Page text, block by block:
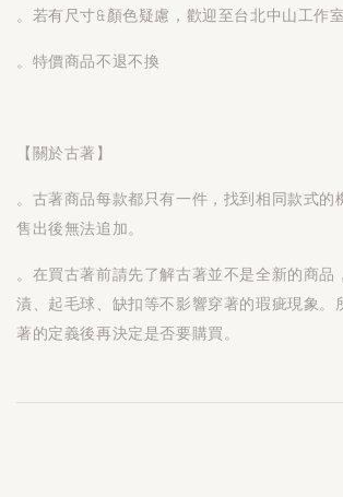
。若有尺寸&顏色疑慮，歡迎至台北中山工作
。特價商品不退不換
【關於古著】
。古著商品每款都只有一件，找到相同款式的
售出後無法追加。
。在買古著前請先了解古著並不是全新的商品
漬、起毛球、缺扣等不影響穿著的瑕疵現象。
著的定義後再決定是否要購買。